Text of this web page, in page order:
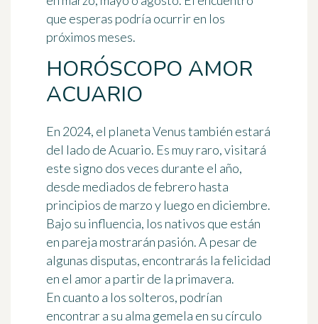
que esperas podría ocurrir en los
próximos meses.
HORÓSCOPO AMOR
ACUARIO
En 2024, el planeta Venus también estará
del lado de Acuario. Es muy raro, visitará
este signo dos veces durante el año,
desde mediados de febrero hasta
principios de marzo y luego en diciembre.
Bajo su influencia, los nativos que están
en pareja mostrarán pasión. A pesar de
algunas disputas, encontrarás la felicidad
en el amor a partir de la primavera.
En cuanto a los solteros, podrían
encontrar a su alma gemela en su círculo